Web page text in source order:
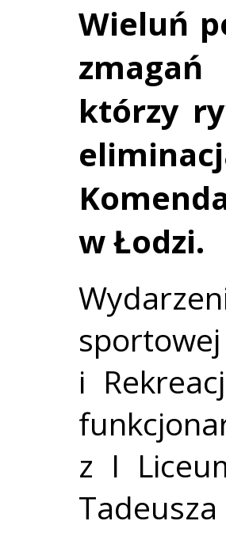
Wieluń
którzy
w Łodzi.
i
z I